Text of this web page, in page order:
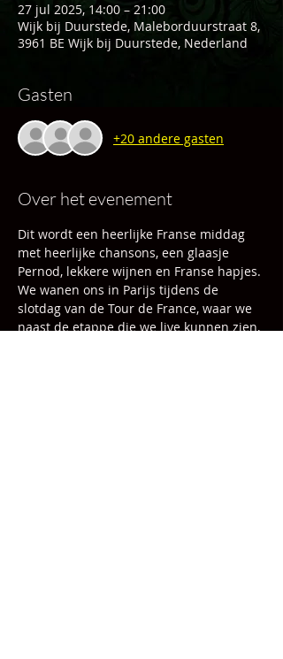
27 jul 2025, 14:00 – 21:00
Wijk bij Duurstede, Maleborduurstraat 8,
3961 BE Wijk bij Duurstede, Nederland
Gasten
+20 andere gasten
Over het evenement
Dit wordt een heerlijke Franse middag
met heerlijke chansons, een glaasje
Pernod, lekkere wijnen en Franse hapjes.
We wanen ons in Parijs tijdens de
slotdag van de Tour de France, waar we
naast de etappe die we live kunnen zien,